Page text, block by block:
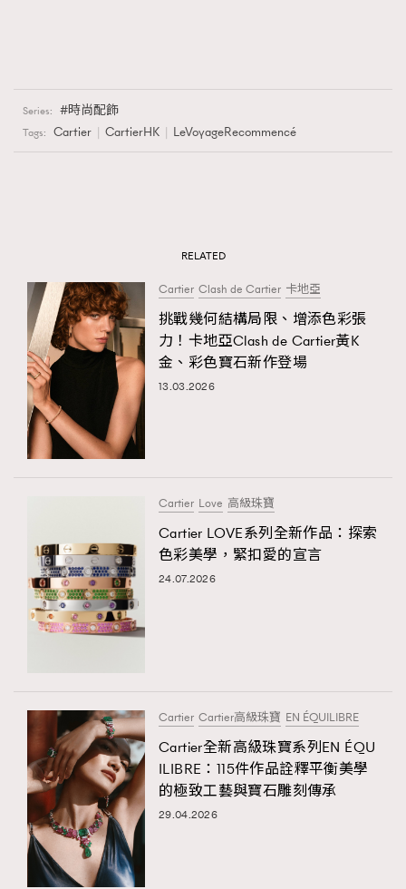
Series: 時尚配飾
Tags: Cartier CartierHK LeVoyageRecommencé
RELATED
Cartier Clash de Cartier 卡地亞
挑戰幾何結構局限、增添色彩張
力！卡地亞Clash de Cartier黃K
金、彩色寶石新作登場
13.03.2026
Cartier Love 高級珠寶
Cartier LOVE系列全新作品：探索
色彩美學，緊扣愛的宣言
24.07.2026
Cartier Cartier高級珠寶 EN ÉQUILIBRE
Cartier全新高級珠寶系列EN ÉQU
ILIBRE：115件作品詮釋平衡美學
的極致工藝與寶石雕刻傳承
29.04.2026